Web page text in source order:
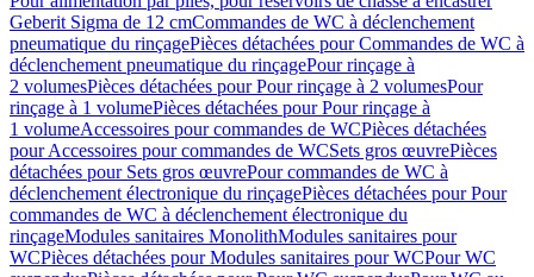
Geberit Sigma de 12 cmCommandes de WC à déclenchement
pneumatique du rinçagePièces détachées pour Commandes de WC à
déclenchement pneumatique du rinçagePour rinçage à
2 volumesPièces détachées pour Pour rinçage à 2 volumesPour
rinçage à 1 volumePièces détachées pour Pour rinçage à
1 volumeAccessoires pour commandes de WCPièces détachées
pour Accessoires pour commandes de WCSets gros œuvrePièces
détachées pour Sets gros œuvrePour commandes de WC à
déclenchement électronique du rinçagePièces détachées pour Pour
commandes de WC à déclenchement électronique du
rinçageModules sanitaires MonolithModules sanitaires pour
WCPièces détachées pour Modules sanitaires pour WCPour WC